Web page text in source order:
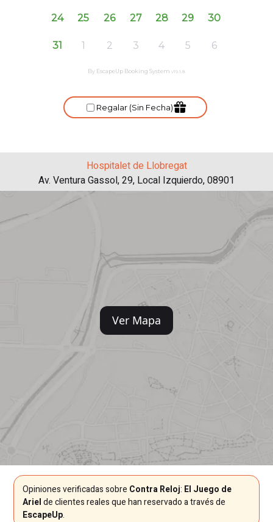
Hospitalet de Llobregat
Av. Ventura Gassol, 29, Local Izquierdo, 08901
Ver Mapa
Opiniones verificadas sobre Contra Reloj: El Juego de
Arielde clientes reales que han reservado a través de
EscapeUp.